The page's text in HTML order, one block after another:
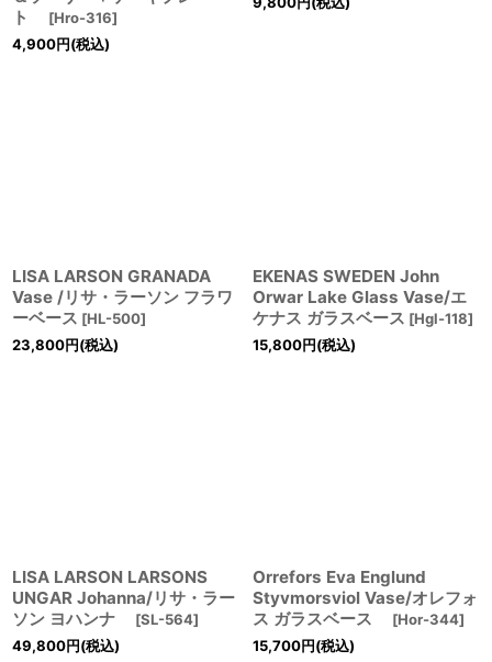
ト
[Hro-316]
4,900円(税込)
LISA LARSON GRANADA
Vase /リサ・ラーソン フラワ
ーベース [HL-500]
23,800円(税込)
EKENAS SWEDEN John
Orwar Lake Glass Vase/エ
ケナス ガラスベース [Hgl-118]
15,800円(税込)
LISA LARSON LARSONS
UNGAR Johanna/リサ・ラー
ソン ヨハンナ
[SL-564]
49,800円(税込)
Orrefors Eva Englund
Styvmorsviol Vase/オレフォ
ス ガラスベース
[Hor-344]
15,700円(税込)